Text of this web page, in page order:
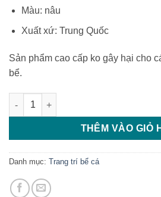
Màu: nâu
Xuất xứ: Trung Quốc
Sản phẩm cao cấp ko gây hại cho
bể.
Bộ 6 ống gốm số lượng
THÊM VÀO GIỎ
Danh mục: Trang trí bể cá